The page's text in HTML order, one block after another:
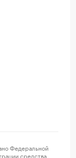
Федеральной
средства